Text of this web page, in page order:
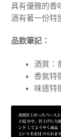
具有優雅的香
酒有著一份特
品飲筆記：
酒質：
香氣特
味道特